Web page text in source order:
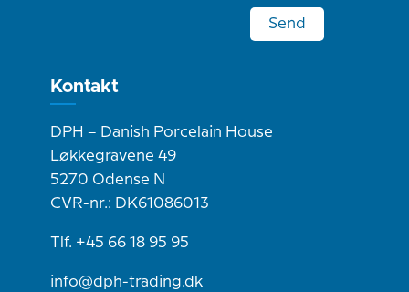
Send
Kontakt
DPH – Danish Porcelain House
Løkkegravene 49
5270 Odense N
CVR-nr.: DK61086013
Tlf. +45 66 18 95 95
info@dph-trading.dk